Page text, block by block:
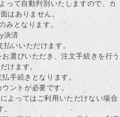
って自動判別いたしますので、カ
はありません。
みとなります。
決済
いいただけます。
選びいただき、注文手続きを行う
けます。
手続きとなります。
ントが必要です。
よってはご利用いただけない場合